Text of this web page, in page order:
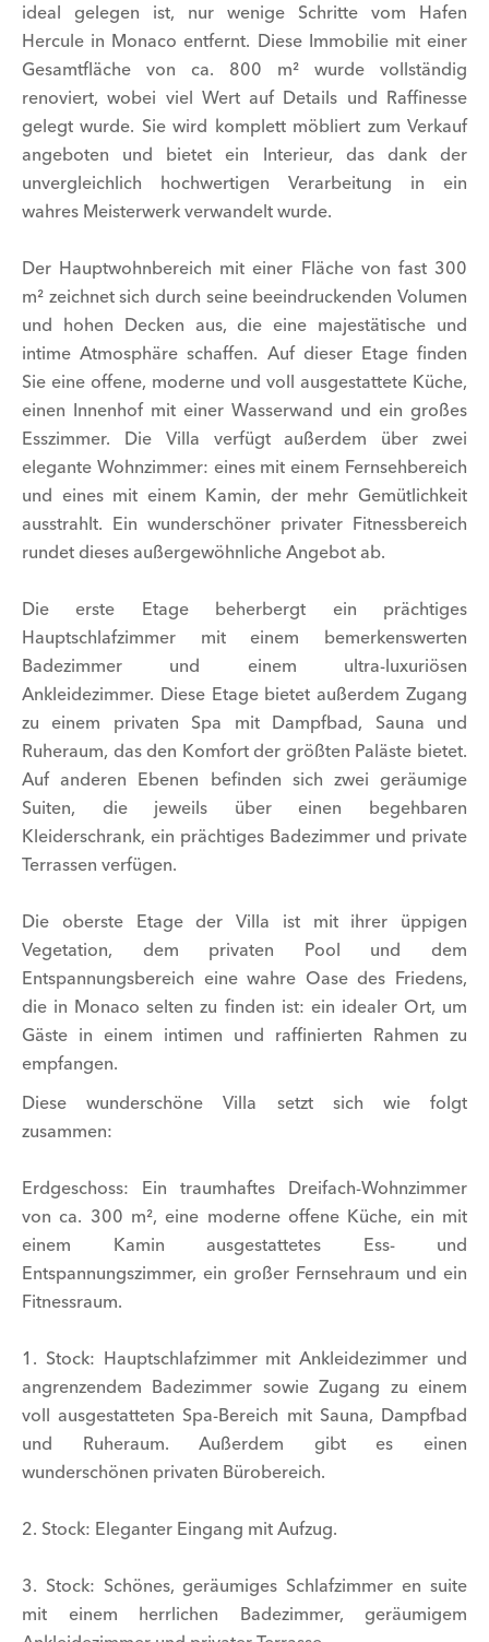
ideal gelegen ist, nur wenige Schritte vom Hafen
Hercule in Monaco entfernt. Diese Immobilie mit einer
Gesamtfläche von ca. 800 m² wurde vollständig
renoviert, wobei viel Wert auf Details und Raffinesse
gelegt wurde. Sie wird komplett möbliert zum Verkauf
angeboten und bietet ein Interieur, das dank der
unvergleichlich hochwertigen Verarbeitung in ein
wahres Meisterwerk verwandelt wurde.
Der Hauptwohnbereich mit einer Fläche von fast 300
m² zeichnet sich durch seine beeindruckenden Volumen
und hohen Decken aus, die eine majestätische und
intime Atmosphäre schaffen. Auf dieser Etage finden
Sie eine offene, moderne und voll ausgestattete Küche,
einen Innenhof mit einer Wasserwand und ein großes
Esszimmer. Die Villa verfügt außerdem über zwei
elegante Wohnzimmer: eines mit einem Fernsehbereich
und eines mit einem Kamin, der mehr Gemütlichkeit
ausstrahlt. Ein wunderschöner privater Fitnessbereich
rundet dieses außergewöhnliche Angebot ab.
Die erste Etage beherbergt ein prächtiges
Hauptschlafzimmer mit einem bemerkenswerten
Badezimmer und einem ultra-luxuriösen
Ankleidezimmer. Diese Etage bietet außerdem Zugang
zu einem privaten Spa mit Dampfbad, Sauna und
Ruheraum, das den Komfort der größten Paläste bietet.
Auf anderen Ebenen befinden sich zwei geräumige
Suiten, die jeweils über einen begehbaren
Kleiderschrank, ein prächtiges Badezimmer und private
Terrassen verfügen.
Die oberste Etage der Villa ist mit ihrer üppigen
Vegetation, dem privaten Pool und dem
Entspannungsbereich eine wahre Oase des Friedens,
die in Monaco selten zu finden ist: ein idealer Ort, um
Gäste in einem intimen und raffinierten Rahmen zu
empfangen.
Diese wunderschöne Villa setzt sich wie folgt
zusammen:
Erdgeschoss: Ein traumhaftes Dreifach-Wohnzimmer
von ca. 300 m², eine moderne offene Küche, ein mit
einem Kamin ausgestattetes Ess- und
Entspannungszimmer, ein großer Fernsehraum und ein
Fitnessraum.
1. Stock: Hauptschlafzimmer mit Ankleidezimmer und
angrenzendem Badezimmer sowie Zugang zu einem
voll ausgestatteten Spa-Bereich mit Sauna, Dampfbad
und Ruheraum. Außerdem gibt es einen
wunderschönen privaten Bürobereich.
2. Stock: Eleganter Eingang mit Aufzug.
3. Stock: Schönes, geräumiges Schlafzimmer en suite
mit einem herrlichen Badezimmer, geräumigem